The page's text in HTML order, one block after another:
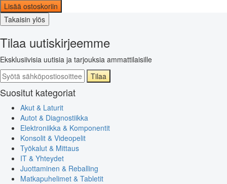
Lisää ostoskoriin
Takaisin ylös
Tilaa uutiskirjeemme
Eksklusiivisia uutisia ja tarjouksia ammattilaisille
Tilaa
Suositut kategoriat
Akut & Laturit
Autot & Diagnostiikka
Elektroniikka & Komponentit
Konsolit & Videopelit
Työkalut & Mittaus
IT & Yhteydet
Juottaminen & Reballing
Matkapuhelimet & Tabletit